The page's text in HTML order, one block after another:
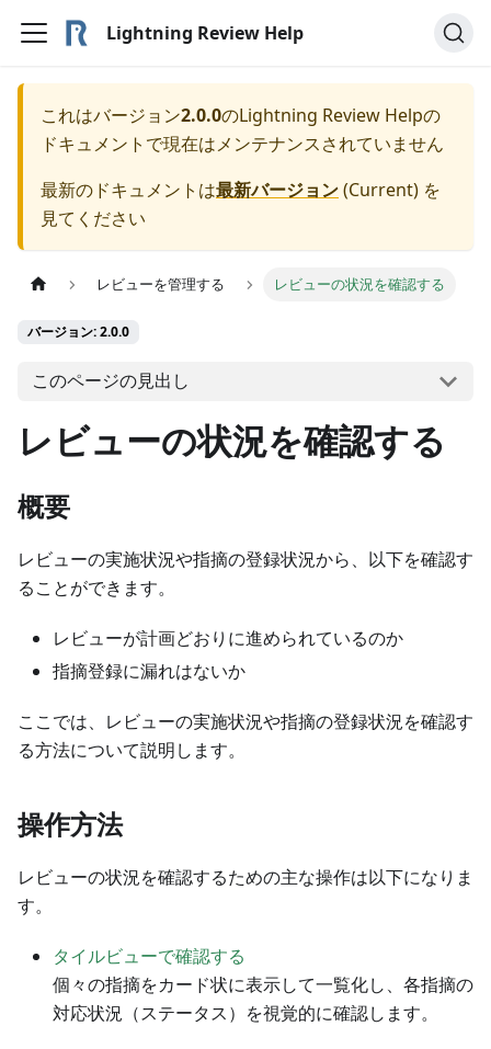
Lightning Review Help
これはバージョン2.0.0のLightning Review Helpの
ドキュメントで現在はメンテナンスされていません
最新のドキュメントは最新バージョン(Current) を
見てください
レビューを管理する レビューの状況を確認する
バージョン: 2.0.0
このページの見出し
レビューの状況を確認する
概要
レビューの実施状況や指摘の登録状況から、以下を確認す
ることができます。
レビューが計画どおりに進められているのか
指摘登録に漏れはないか
ここでは、レビューの実施状況や指摘の登録状況を確認す
る方法について説明します。
操作方法
レビューの状況を確認するための主な操作は以下になりま
す。
タイルビューで確認する
個々の指摘をカード状に表示して一覧化し、各指摘の
対応状況（ステータス）を視覚的に確認します。